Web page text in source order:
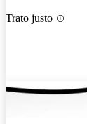
Trato justo